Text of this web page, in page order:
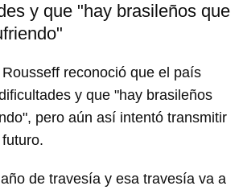
y que "hay brasileños que
reconoció que el país
y que "hay brasileños
pero aún así intentó transmitir
de travesía y esa travesía va a